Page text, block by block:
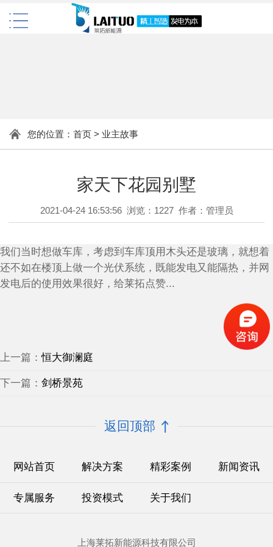
您的位置： 首页> 业主故事
家天下花园别墅
2021-04-24 16:53:56 浏览：1227 作者：管理员
我们当时想做车库，考虑到车库顶用木头还是玻璃，就想着
还不如在楼顶上做一个光伏系统，既能发电又能隔热，并网
发电后的使用效果很好，给莱拓点赞...
上一篇：恒大御澜庭
下一篇： 剑桥景苑
返回顶部
网站首页 解决方案 精彩案例 新闻资讯
专属服务 投资模式 关于我们
上海莱拓新能源科技有限公司